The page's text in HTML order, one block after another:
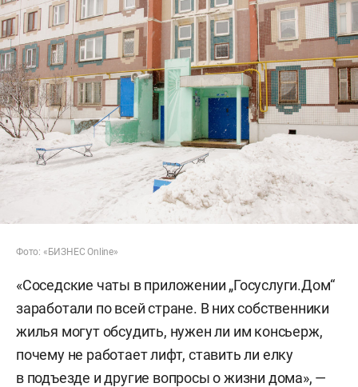
Фото: «БИЗНЕС Online»
«Соседские чаты в приложении „Госуслуги.Дом“
заработали по всей стране. В них собственники
жилья могут обсудить, нужен ли им консьерж,
почему не работает лифт, ставить ли елку
в подъезде и другие вопросы о жизни дома», —